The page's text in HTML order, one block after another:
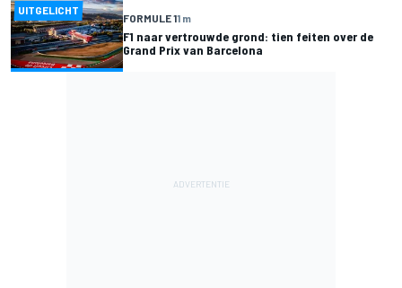
UITGELICHT
FORMULE 11 m
F1 naar vertrouwde grond: tien feiten over de
Grand Prix van Barcelona